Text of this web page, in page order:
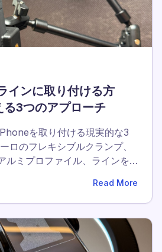
インに取り付ける方
る3つのアプローチ
を取り付ける現実的な3
ロのフレキシブルクランプ、
ルミプロファイル、ラインを
Read More